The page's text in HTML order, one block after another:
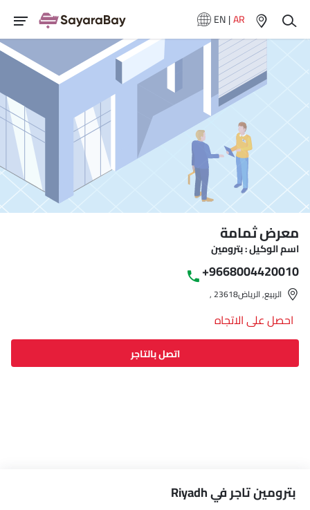
EN|AR
معرض ثمامة
اسم الوكيل : بترومين
+9668004420010
الربيع, الرياض‎, 23618
احصل على الاتجاه
اتصل بالتاجر
بترومين تاجر في Riyadh